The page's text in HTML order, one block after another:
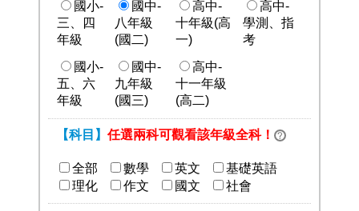
國小-
三、四
年級
國中-
八年級
(國二)
高中-
十年級(高
一)
高中-
學測、指
考
國小-
五、六
年級
國中-
九年級
(國三)
高中-
十一年級
(高二)
【科目】任選兩科可觀看該年級全科！
全部 數學 英文
基礎英語
理化
作文 國文 社會